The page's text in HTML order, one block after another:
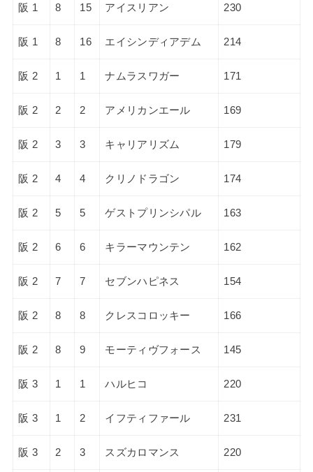
阪 1 8 15 アイスリアン 230
阪 1 8 16 エイシンディアデム 214
阪 2 1 1 ナムラスワガー 171
阪 2 2 2 アメリカンエール 169
阪 2 3 3 キャリアリズム 179
阪 2 4 4 クリノドラゴン 174
阪 2 5 5 ゲストプリンシパル 163
阪 2 6 6 キラーマウンテン 162
阪 2 7 7 セブンハピネス 154
阪 2 8 8 クレスコロッキー 166
阪 2 8 9 モーティヴフォース 145
阪 3 1 1 ハルヒコ 220
阪 3 1 2 イフティファール 231
阪 3 2 3 スズカロマンス 220